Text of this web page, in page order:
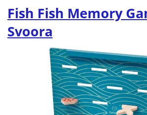
Fish Fish Memory
Svoora